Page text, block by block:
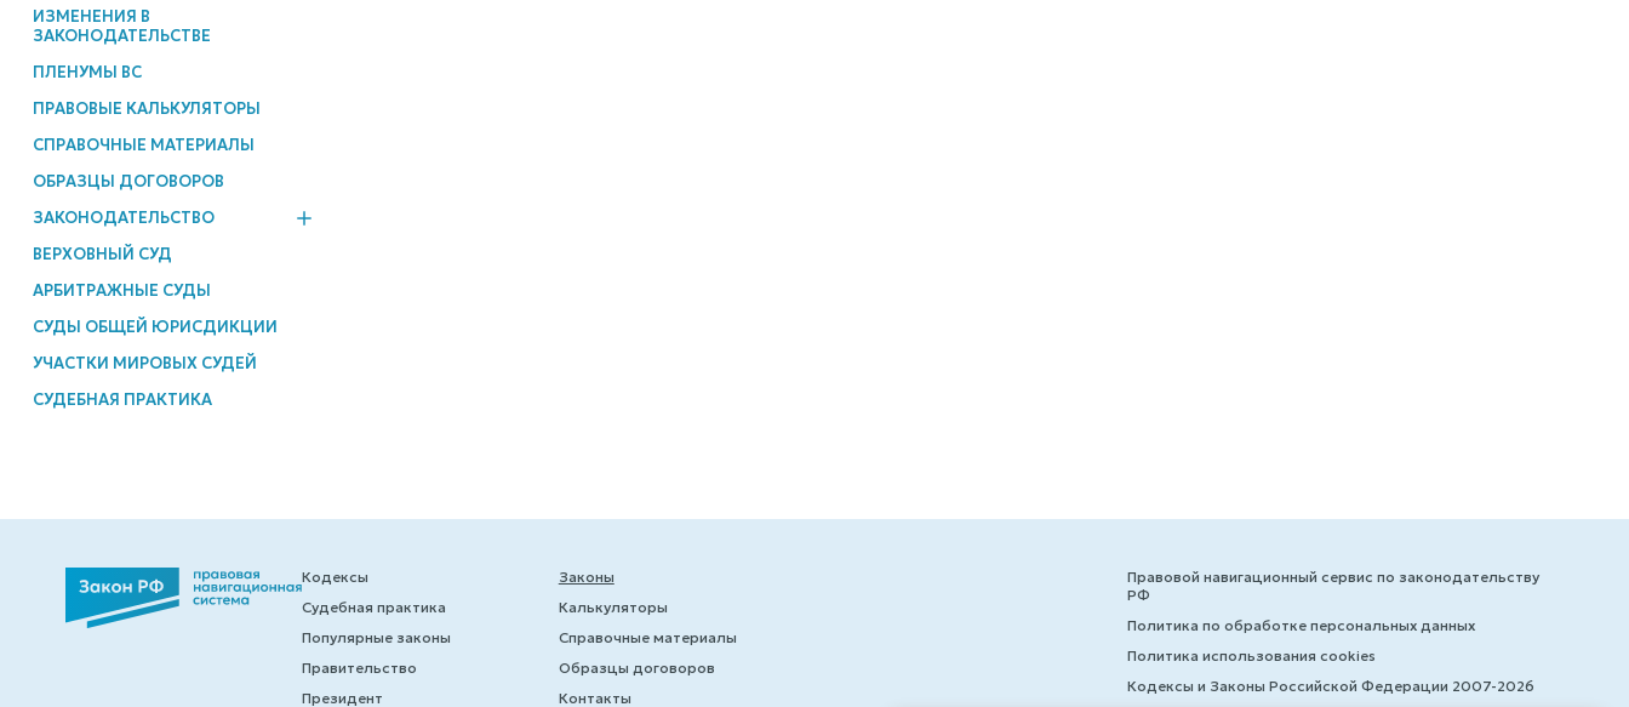
ИЗМЕНЕНИЯ В
ЗАКОНОДАТЕЛЬСТВЕ
ПЛЕНУМЫ ВС
ПРАВОВЫЕ КАЛЬКУЛЯТОРЫ
СПРАВОЧНЫЕ МАТЕРИАЛЫ
ОБРАЗЦЫ ДОГОВОРОВ
ЗАКОНОДАТЕЛЬСТВО
ВЕРХОВНЫЙ СУД
АРБИТРАЖНЫЕ СУДЫ
СУДЫ ОБЩЕЙ ЮРИСДИКЦИИ
УЧАСТКИ МИРОВЫХ СУДЕЙ
СУДЕБНАЯ ПРАКТИКА
Кодексы
Судебная практика
Популярные законы
Правительство
Президент
Законы
Калькуляторы
Справочные материалы
Образцы договоров
Контакты
Правовой навигационный сервис по законодательству
РФ
Политика по обработке персональных данных
Политика использования cookies
Кодексы и Законы Российской Федерации 2007-2026